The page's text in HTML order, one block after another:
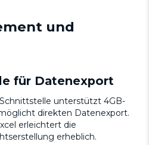
und
für Datenexport
unterstützt 4GB-
direkten Datenexport.
erleichtert die
erheblich.